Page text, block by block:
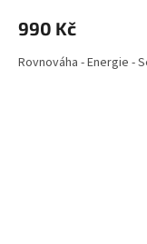
990 Kč
Rovnováha - Energie -